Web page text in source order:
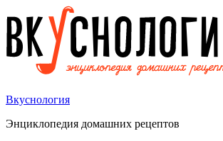
Вкуснология
Энциклопедия домашних рецептов